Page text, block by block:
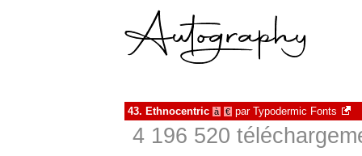
43. Ethnocentric à € par Typodermic Fonts
4 196 520